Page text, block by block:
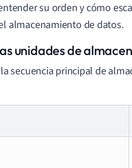
su orden y cómo
almacenamiento de datos.
unidades de
secuencia principal de